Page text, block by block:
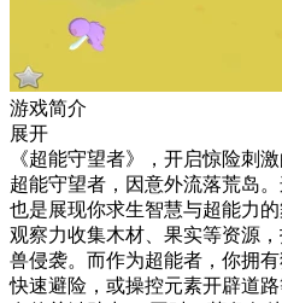
游戏简介
展开
《超能守望者》，开启惊险刺
超能守望者，因意外流落荒岛
也是展现你求生智慧与超能力
观察力收集木材、果实等资源
兽侵袭。而作为超能者，你拥
快速避险，或操控元素开辟道